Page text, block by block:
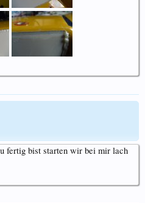
fertig bist starten wir bei mir lach